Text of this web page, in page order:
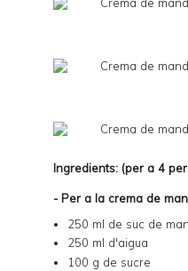
Ingredients: (per a 4
- Per a la crema de
250 ml de suc de
250 ml d'aigua
100 g de sucre